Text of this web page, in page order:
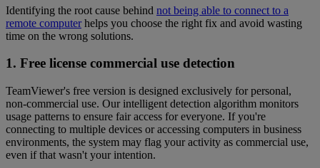
Identifying the root cause behind not being able to connect to a
remote computerhelps you choose the right fix and avoid wasting
time on the wrong solutions.
1. Free license commercial use detection
TeamViewer's free version is designed exclusively for personal,
non-commercial use. Our intelligent detection algorithm monitors
usage patterns to ensure fair access for everyone. If you're
connecting to multiple devices or accessing computers in business
environments, the system may flag your activity as commercial use,
even if that wasn't your intention.